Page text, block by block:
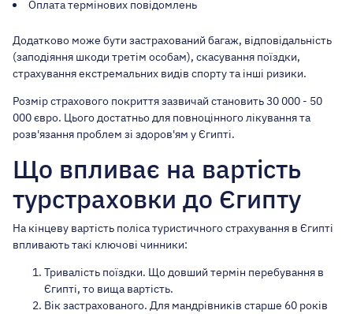
Оплата термінових повідомлень
Додатково може бути застрахований багаж, відповідальність
(заподіяння шкоди третім особам), скасування поїздки,
страхування екстремальних видів спорту та інші ризики.
Розмір страхового покриття зазвичай становить 30 000 - 50
000 євро. Цього достатньо для повноцінного лікування та
розв'язання проблем зі здоров'ям у Єгипті.
Що впливає на вартість
турстраховки до Єгипту
На кінцеву вартість поліса туристичного страхування в Єгипті
впливають такі ключові чинники:
Тривалість поїздки. Що довший термін перебування в
Єгипті, то вища вартість.
Вік застрахованого. Для мандрівників старше 60 років